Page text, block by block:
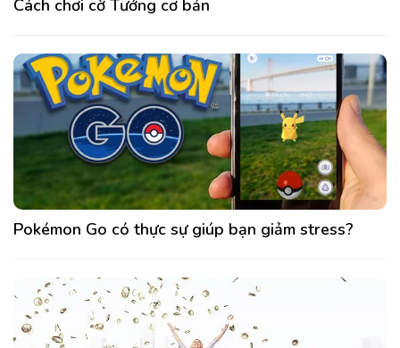
Cách chơi cờ Tướng cơ bản
Pokémon Go có thực sự giúp bạn giảm stress?